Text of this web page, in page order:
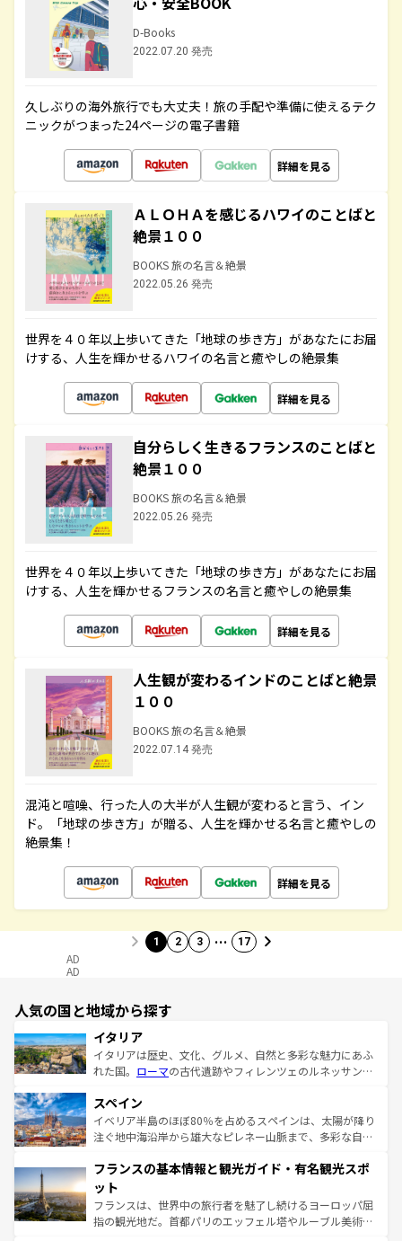
D-Books
2022.07.20 発売
久しぶりの海外旅行でも大丈夫！旅の手配や準備に使えるテク
ニックがつまった24ページの電子書籍
詳細を見る
ＡＬＯＨＡを感じるハワイのことばと
絶景１００
BOOKS 旅の名言＆絶景
2022.05.26 発売
世界を４０年以上歩いてきた「地球の歩き方」があなたにお届
けする、人生を輝かせるハワイの名言と癒やしの絶景集
詳細を見る
自分らしく生きるフランスのことばと
絶景１００
BOOKS 旅の名言＆絶景
2022.05.26 発売
世界を４０年以上歩いてきた「地球の歩き方」があなたにお届
けする、人生を輝かせるフランスの名言と癒やしの絶景集
詳細を見る
人生観が変わるインドのことばと絶景
１００
BOOKS 旅の名言＆絶景
2022.07.14 発売
混沌と喧噪、行った人の大半が人生観が変わると言う、イン
ド。「地球の歩き方」が贈る、人生を輝かせる名言と癒やしの
絶景集！
詳細を見る
1 2 3 … 17
AD
AD
人気の国と地域から探す
イタリア
イタリアは歴史、文化、グルメ、自然と多彩な魅力にあふ
れた国。 ローマの古代遺跡やフィレンツェのルネッサンス
ろん、トスカーナの美しい田園風景やアマルフィ海岸の絶
景など、自然景観も見逃せない。観光の合間には、本場の
ピザやパスタなど、絶品のイタリア料理を堪能することも
ませてくれるイタリアで、忘れられない旅をしてみよう！
なお、新着のイタリア情報は
しい。
スペイン
イベリア半島のほぼ80％を占めるスペインは、太陽が降り
注ぐ地中海沿岸から雄大なピレネー山脈まで、多彩な自然
文化が根付くこの国では、情熱的なフラメンコ、熱気あふ
れる闘牛、そして美味しいタパスが生活の一部となってい
る。首都マドリードの洗練された雰囲気や、バルセロナの
アートに溢れた街角から、地方では古代ローマ遺跡や中世
フランスの基本情報と観光ガイド・有名観光スポ
ット
フランスは、世界中の旅行者を魅了し続けるヨーロッパ屈
指の観光地だ。首都パリのエッフェル塔やルーブル美術館